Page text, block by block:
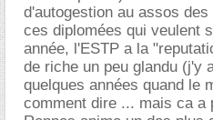
d'autogestion au assos
ces diplomées qui veulent
année, l'ESTP a la
de riche un peu glandu (j'y
quelques années quand le
comment dire ... mais ca a